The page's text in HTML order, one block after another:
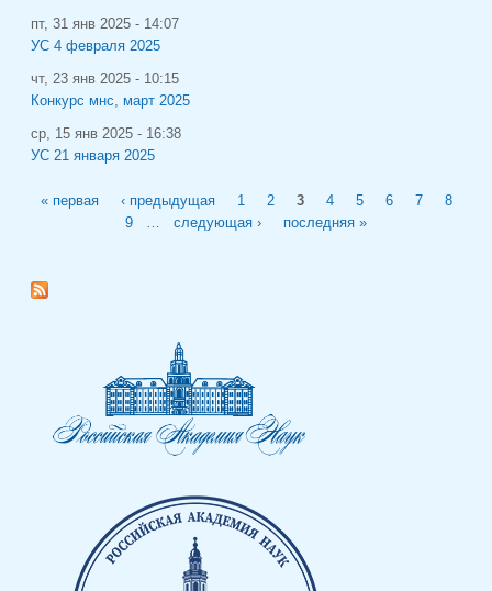
пт, 31 янв 2025 - 14:07
УС 4 февраля 2025
чт, 23 янв 2025 - 10:15
Конкурс мнс, март 2025
ср, 15 янв 2025 - 16:38
УС 21 января 2025
« первая ‹ предыдущая 1 2 3 4 5 6 7
8
9
следующая › последняя »